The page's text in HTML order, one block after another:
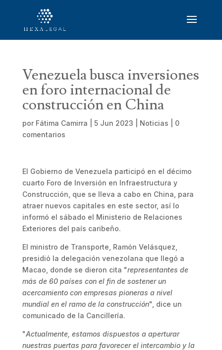
Venezuela busca inversiones
en foro internacional de
construcción en China
por Fátima Camirra 5 Jun 2023 Noticias
0
comentarios
El Gobierno de Venezuela participó en el décimo
cuarto Foro de Inversión en Infraestructura y
Construcción, que se lleva a cabo en China, para
atraer nuevos capitales en este sector, así lo
informó el sábado el Ministerio de Relaciones
Exteriores del país caribeño.
El ministro de Transporte, Ramón Velásquez,
presidió la delegación venezolana que llegó a
Macao, donde se dieron cita "representantes de
más de 60 países con el fin de sostener un
acercamiento con empresas pioneras a nivel
mundial en el ramo de la construcción", dice un
comunicado de la Cancillería.
"Actualmente, estamos dispuestos a aperturar
nuestras puertas para favorecer el intercambio y la